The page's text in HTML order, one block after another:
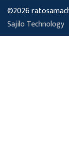
©2026
Sajilo Technology